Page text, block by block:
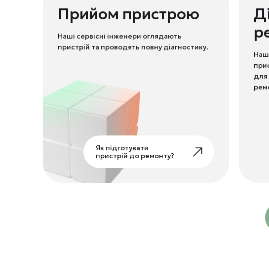
Прийом пристрою
Наші сервісні інженери оглядають
пристрій та проводять повну діагностику.
Як підготувати
пристрій до ремонту?
для